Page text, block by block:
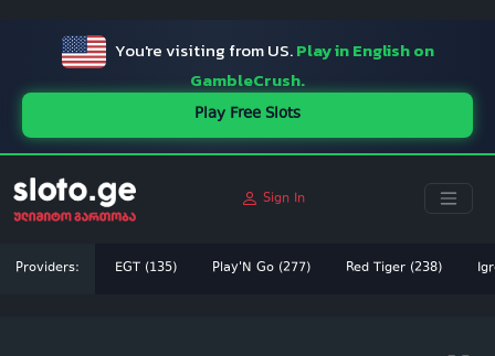
You're visiting from US.Play in English on
GambleCrush.
Play Free Slots
Sign In
Providers: EGT (135) Play'N Go (277) Red Tiger (238)